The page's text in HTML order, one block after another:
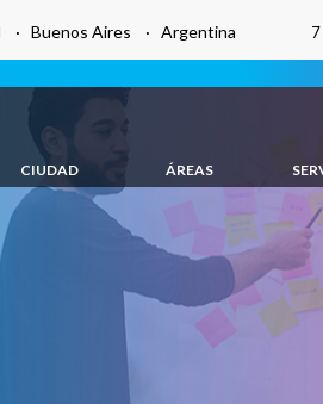
· Buenos Aires · Argentina
CIUDAD ÁREAS